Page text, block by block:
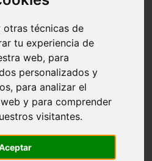
otras técnicas de
tu experiencia de
web, para
personalizados y
para analizar el
y para comprender
visitantes.